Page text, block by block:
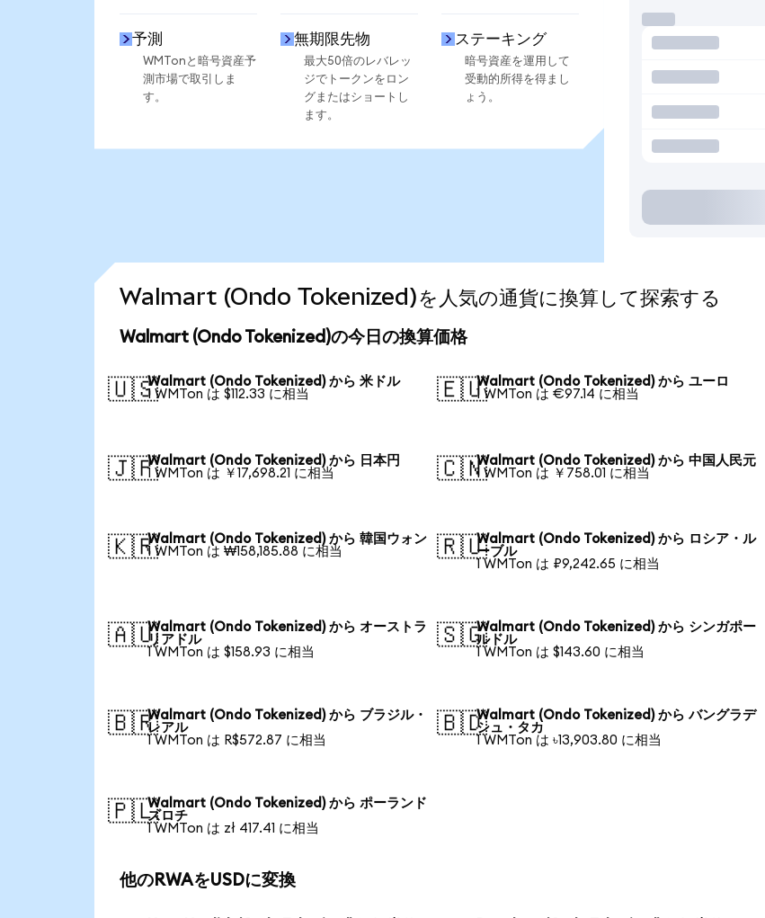
予測
WMTonと暗号資産予
測市場で取引しま
す。
無期限先物
最大50倍のレバレッ
ジでトークンをロン
グまたはショートし
ます。
ステーキング
暗号資産を運用して
受動的所得を得まし
ょう。
Walmart (Ondo Tokenized)を人気の通貨に換算して探索する
Walmart (Ondo Tokenized)の今日の換算価格
🇺🇸Walmart (Ondo Tokenized) から 米ドル
1 WMTon は $112.33 に相当
🇪🇺Walmart (Ondo Tokenized) から ユーロ
1 WMTon は €97.14 に相当
🇯🇵Walmart (Ondo Tokenized) から 日本円
1 WMTon は ￥17,698.21 に相当
🇨🇳Walmart (Ondo Tokenized) から 中国人民元
1 WMTon は ￥758.01 に相当
🇰🇷Walmart (Ondo Tokenized) から 韓国ウォン
1 WMTon は ₩158,185.88 に相当
🇷🇺Walmart (Ondo Tokenized) から ロシア・ル
ーブル
1 WMTon は ₽9,242.65 に相当
🇦🇺Walmart (Ondo Tokenized) から オーストラ
リアドル
1 WMTon は $158.93 に相当
🇸🇬Walmart (Ondo Tokenized) から シンガポー
ルドル
1 WMTon は $143.60 に相当
🇧🇷Walmart (Ondo Tokenized) から ブラジル・
レアル
1 WMTon は R$572.87 に相当
🇧🇩Walmart (Ondo Tokenized) から バングラデ
シュ・タカ
1 WMTon は ৳13,903.80 に相当
🇵🇱Walmart (Ondo Tokenized) から ポーランド
ズロチ
1 WMTon は zł 417.41 に相当
他のRWAをUSDに変換